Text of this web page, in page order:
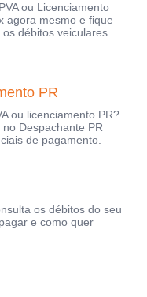
ou Licenciamento
agora mesmo e fique
débitos veiculares
PR
ou licenciamento PR?
Despachante PR
de pagamento.
os débitos do seu
e como quer